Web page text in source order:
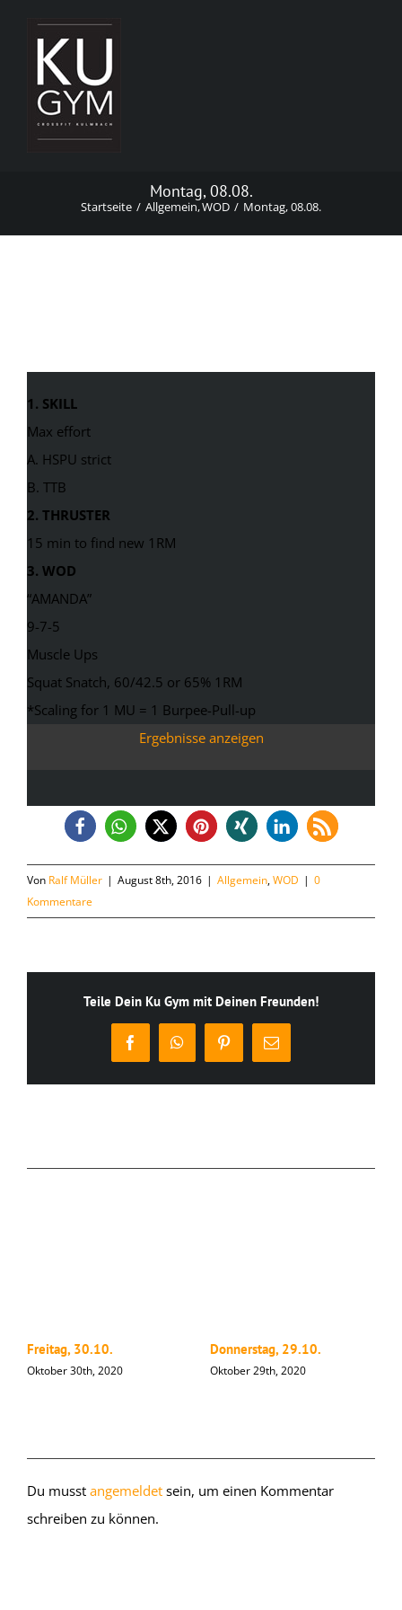
springen
Montag, 08.08.
Startseite Allgemein WOD Montag, 08.08.
1. SKILL
Max effort
A. HSPU strict
B. TTB
2. THRUSTER
15 min to find new 1RM
3. WOD
“AMANDA”
9-7-5
Muscle Ups
Squat Snatch, 60/42.5 or 65% 1RM
*Scaling for 1 MU = 1 Burpee-Pull-up
Ergebnisse anzeigen
Von Ralf Müller | August 8th, 2016 | Allgemein,WOD | 0
Kommentare
Teile Dein Ku Gym mit Deinen Freunden!
FacebookWhatsAppPinterest
E-
Mail
Freitag, 30.10.
Oktober 30th, 2020
Donnerstag, 29.10.
Oktober 29th, 2020
Du musst angemeldet sein, um einen Kommentar
schreiben zu können.